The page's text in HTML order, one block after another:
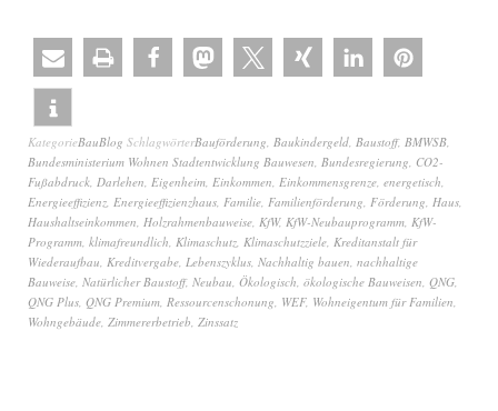
KategorieBauBlog SchlagwörterBauförderung, Baukindergeld, Baustoff, BMWSB,
Bundesministerium Wohnen Stadtentwicklung Bauwesen, Bundesregierung, CO2-
Fußabdruck, Darlehen, Eigenheim, Einkommen, Einkommensgrenze, energetisch,
Energieeffizienz, Energieeffizienzhaus, Familie, Familienförderung, Förderung, Haus,
Haushaltseinkommen, Holzrahmenbauweise, KfW, KfW-Neubauprogramm, KfW-
Programm, klimafreundlich, Klimaschutz, Klimaschutzziele, Kreditanstalt für
Wiederaufbau, Kreditvergabe, Lebenszyklus, Nachhaltig bauen, nachhaltige
Bauweise, Natürlicher Baustoff, Neubau, Ökologisch, ökologische Bauweisen, QNG,
QNG Plus, QNG Premium, Ressourcenschonung, WEF, Wohneigentum für Familien,
Wohngebäude, Zimmererbetrieb, Zinssatz